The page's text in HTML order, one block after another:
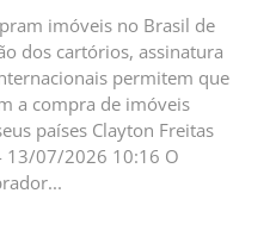
imóveis no Brasil de
dos cartórios, assinatura
permitem que
a compra de imóveis
países Clayton Freitas
07/2026 10:16 O